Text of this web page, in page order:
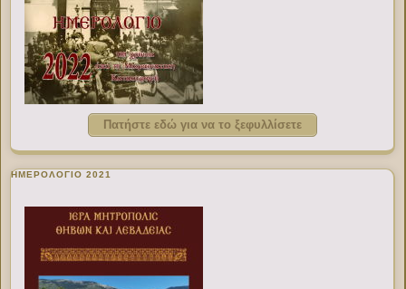
Πατήστε εδώ για να το ξεφυλλίσετε
ΗΜΕΡΟΛΟΓΙΟ 2021